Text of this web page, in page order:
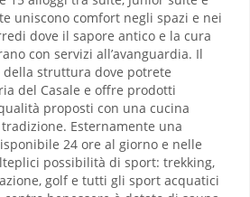
uniscono comfort negli spazi e nei
dove il sapore antico e la cura
con servizi all’avanguardia. Il
struttura dove potrete
del Casale e offre prodotti
proposti con una cucina
Esternamente una
24 ore al giorno e nelle
possibilità di sport: trekking,
golf e tutti gli sport acquatici